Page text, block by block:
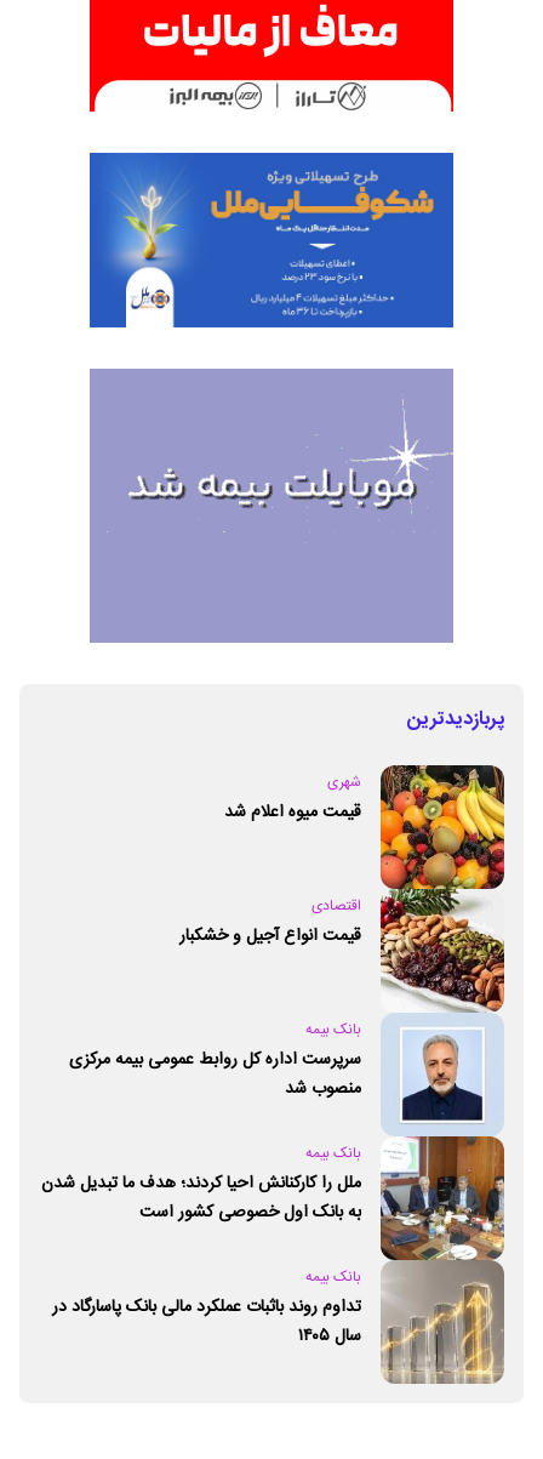
پربازدیدترین
شهری
قیمت میوه اعلام شد
اقتصادی
قیمت انواع آجیل و خشکبار
بانک بیمه
سرپرست اداره کل روابط عمومی بیمه مرکزی
منصوب شد
بانک بیمه
ملل را کارکنانش احیا کردند؛ هدف ما تبدیل شدن
به بانک اول خصوصی کشور است
بانک بیمه
تداوم روند باثبات عملکرد مالی بانک پاسارگاد در
سال ۱۴۰۵